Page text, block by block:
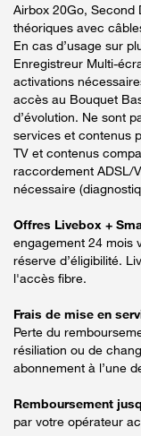
Airbox 20Go, Second
théoriques avec
En cas d’usage sur
Enregistreur Multi-
activations
accès au Bouquet
d’évolution. Ne sont
services et contenus
TV et contenus
raccordement ADSL/
nécessaire
Offres Livebox +
engagement 24 mois
réserve d’éligibilité.
l'accès fibre.
Frais de mise en
Perte du
résiliation ou de
abonnement à l’une
Remboursement
par votre opérateur